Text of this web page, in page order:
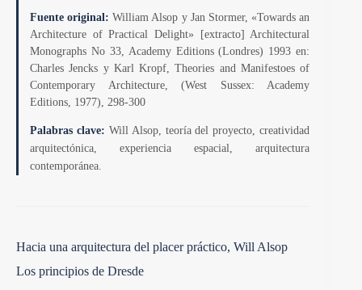
Fuente original: William Alsop y Jan Stormer, «Towards an
Architecture of Practical Delight» [extracto] Architectural
Monographs No 33, Academy Editions (Londres) 1993 en:
Charles Jencks y Karl Kropf, Theories and Manifestoes of
Contemporary Architecture, (West Sussex: Academy
Editions, 1977), 298-300
Palabras clave: Will Alsop, teoría del proyecto, creatividad
arquitectónica, experiencia espacial, arquitectura
contemporánea.
Hacia una arquitectura del placer práctico, Will Alsop
Los principios de Dresde